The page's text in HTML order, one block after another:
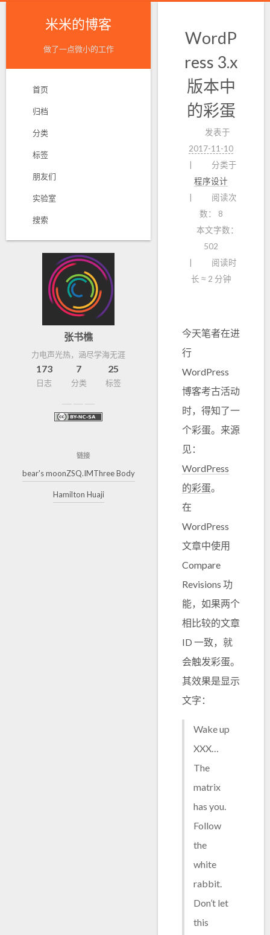
米米的博客
做了一点微小的工作
首页
归档
分类
标签
朋友们
实验室
搜索
张书樵
力电声光热，涵尽学海无涯
173
日志
7
分类
25
标签
链接
bear's moonZSQ.IMThree Body
Hamilton Huaji
WordP
ress 3.x
版本中
的彩蛋
发表于
2017-11-10
分类于
程序设计
阅读次
数：
8
本文字数：
502
阅读时
长 ≈ 2 分钟
今天笔者在进
行
WordPress
博客考古活动
时，得知了一
个彩蛋。来源
见：
WordPress
的彩蛋。
在
WordPress
文章中使用
Compare
Revisions 功
能，如果两个
相比较的文章
ID 一致，就
会触发彩蛋。
其效果是显示
文字：
Wake up
XXX…
The
matrix
has you.
Follow
the
white
rabbit.
Don’t let
this